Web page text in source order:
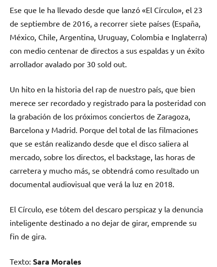
Ese que le ha llevado desde que lanzó «El Círculo», el 23
de septiembre de 2016, a recorrer siete países (España,
México, Chile, Argentina, Uruguay, Colombia e Inglaterra)
con medio centenar de directos a sus espaldas y un éxito
arrollador avalado por 30 sold out.
Un hito en la historia del rap de nuestro país, que bien
merece ser recordado y registrado para la posteridad con
la grabación de los próximos conciertos de Zaragoza,
Barcelona y Madrid. Porque del total de las filmaciones
que se están realizando desde que el disco saliera al
mercado, sobre los directos, el backstage, las horas de
carretera y mucho más, se obtendrá como resultado un
documental audiovisual que verá la luz en 2018.
El Círculo, ese tótem del descaro perspicaz y la denuncia
inteligente destinado a no dejar de girar, emprende su
fin de gira.
Texto: Sara Morales